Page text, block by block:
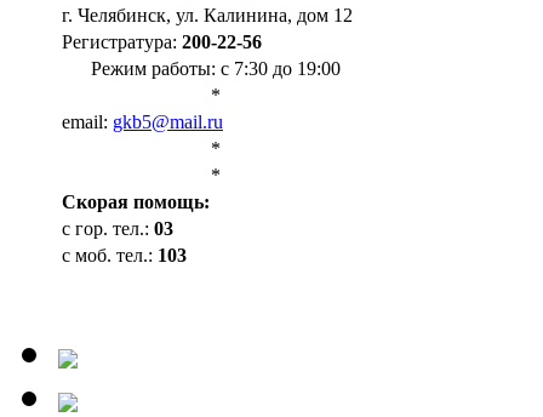
г. Челябинск, ул. Калинина, дом 12
Регистратура: 200-22-56
Режим работы: с 7:30 до 19:00
*
email: gkb5@mail.ru
*
*
Cкорая помощь:
с гор. тел.: 03
с моб. тел.: 103